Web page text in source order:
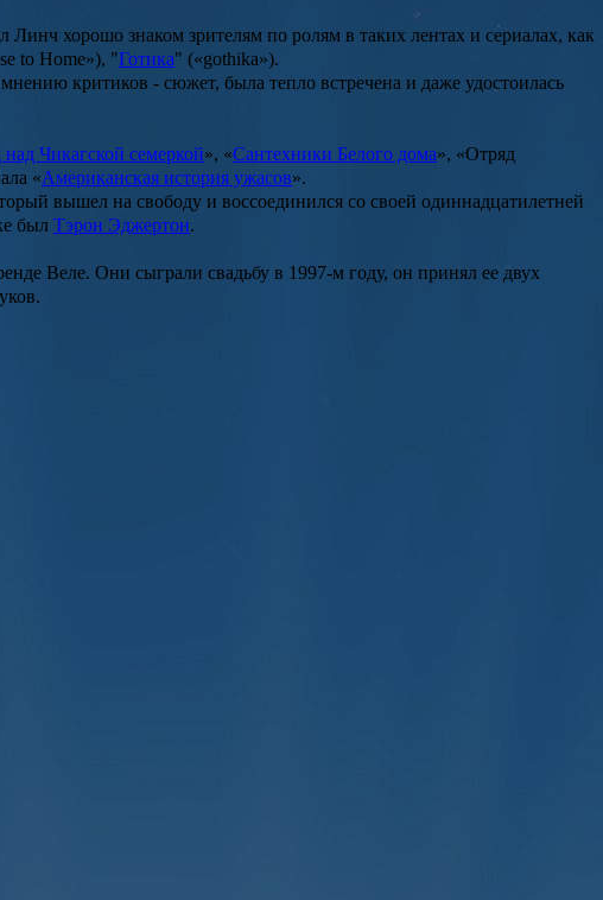
хорошо знаком зрителям по ролям в таких лентах и сериалах, как
to Home»), "Готика" («gothika»).
критиков - сюжет, была тепло встречена и даже удостоилась
Чикагской семеркой», «Сантехники Белого дома», «Отряд
«Американская история ужасов».
вышел на свободу и воссоединился со своей одиннадцатилетней
был Тэрон Эджертон.
Веле. Они сыграли свадьбу в 1997-м году, он принял ее двух